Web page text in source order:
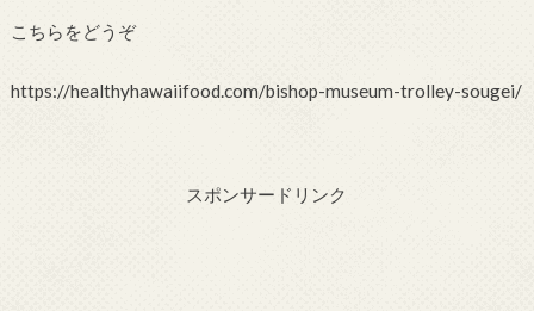
こちらをどうぞ
https://healthyhawaiifood.com/bishop-museum-trolley-sougei/
スポンサードリンク